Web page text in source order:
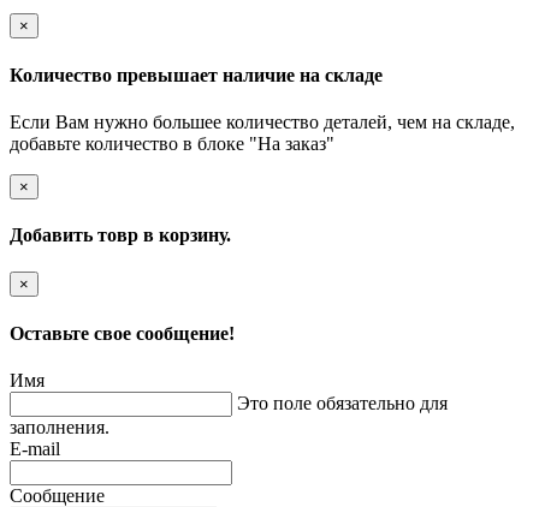
×
Количество превышает наличие на складе
Если Вам нужно большее количество деталей, чем на складе,
добавьте количество в блоке "На заказ"
×
Добавить товр в корзину.
×
Оставьте свое сообщение!
Имя
Это поле обязательно для
заполнения.
E-mail
Сообщение